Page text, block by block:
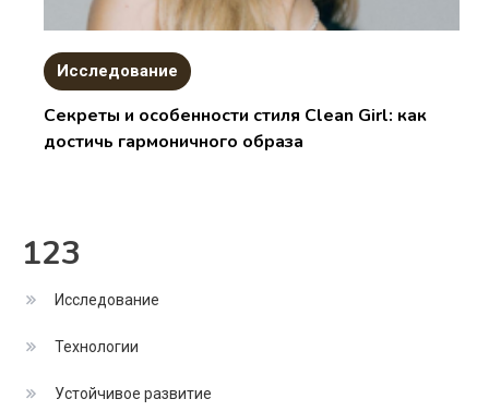
Исследование
Секреты и особенности стиля Clean Girl: как
достичь гармоничного образа
123
Исследование
Технологии
Устойчивое развитие